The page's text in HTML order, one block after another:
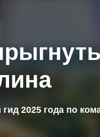
2025 года по